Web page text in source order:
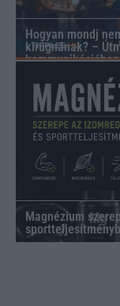
Hogyan mondj
kirúgnának? –
kommunikációhoz
Magnézium